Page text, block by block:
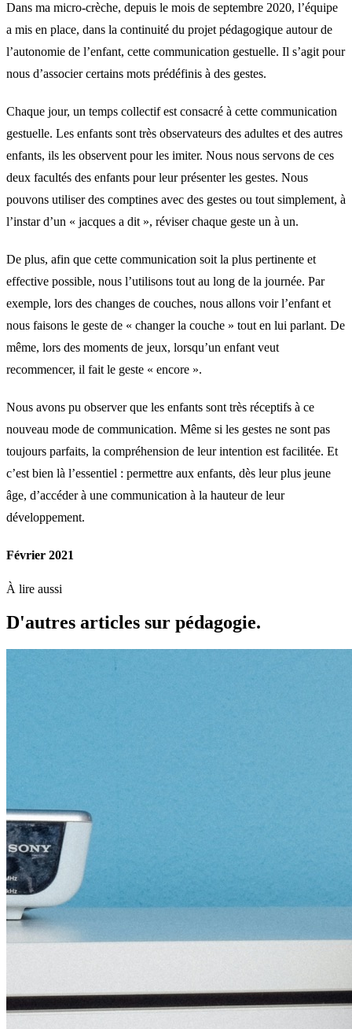
Dans ma micro-crèche, depuis le mois de septembre 2020, l’équipe
a mis en place, dans la continuité du projet pédagogique autour de
l’autonomie de l’enfant, cette communication gestuelle. Il s’agit pour
nous d’associer certains mots prédéfinis à des gestes.
Chaque jour, un temps collectif est consacré à cette communication
gestuelle. Les enfants sont très observateurs des adultes et des autres
enfants, ils les observent pour les imiter. Nous nous servons de ces
deux facultés des enfants pour leur présenter les gestes. Nous
pouvons utiliser des comptines avec des gestes ou tout simplement, à
l’instar d’un « jacques a dit », réviser chaque geste un à un.
De plus, afin que cette communication soit la plus pertinente et
effective possible, nous l’utilisons tout au long de la journée. Par
exemple, lors des changes de couches, nous allons voir l’enfant et
nous faisons le geste de « changer la couche » tout en lui parlant. De
même, lors des moments de jeux, lorsqu’un enfant veut
recommencer, il fait le geste « encore ».
Nous avons pu observer que les enfants sont très réceptifs à ce
nouveau mode de communication. Même si les gestes ne sont pas
toujours parfaits, la compréhension de leur intention est facilitée. Et
c’est bien là l’essentiel : permettre aux enfants, dès leur plus jeune
âge, d’accéder à une communication à la hauteur de leur
développement.
Février 2021
À lire aussi
D'autres articles sur pédagogie.